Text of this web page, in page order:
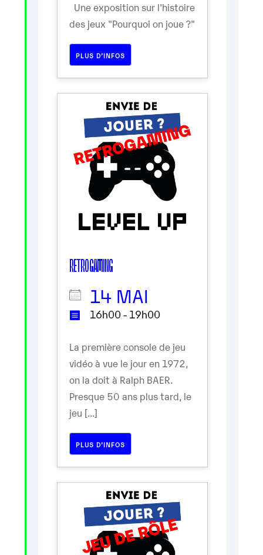
Une exposition sur l'histoire
des jeux "Pourquoi on joue ?"
PLUS D’INFOS
RETRO GAMING
14 MAI
16h00 - 19h00
La première console de jeu
vidéo à vue le jour en 1972,
on la doit à Ralph BAER.
Presque 50 ans plus tard, le
jeu [...]
PLUS D’INFOS